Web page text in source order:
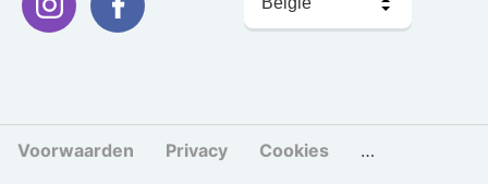
kiezen
Voorwaarden Privacy Cookies Cookies